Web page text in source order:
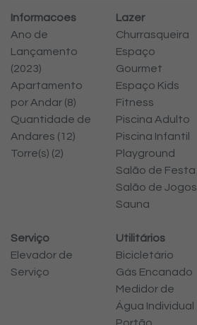
Informacoes
Ano de
Lançamento
(2023)
Apartamento
por Andar (8)
Quantidade de
Andares (12)
Torre(s) (2)
Lazer
Churrasqueira
Espaço
Gourmet
Espaço Kids
Fitness
Piscina Adulto
Piscina Infantil
Playground
Salão de Festa
Salão de Jogos
Sauna
Serviço
Elevador de
Serviço
Utilitários
Bicicletário
Gás Encanado
Medidor de
Água Individual
Portão